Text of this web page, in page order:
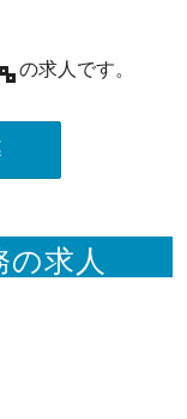
の求人です。
求人